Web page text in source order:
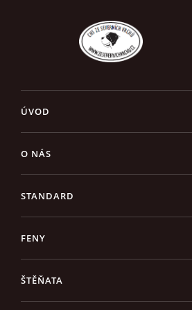
ÚVOD
O NÁS
STANDARD
FENY
ŠTĚŇATA